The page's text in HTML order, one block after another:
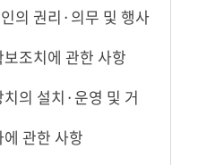
의 권리·의무 및 행사
조치에 관한 사항
의 설치·운영 및 거
관한 사항